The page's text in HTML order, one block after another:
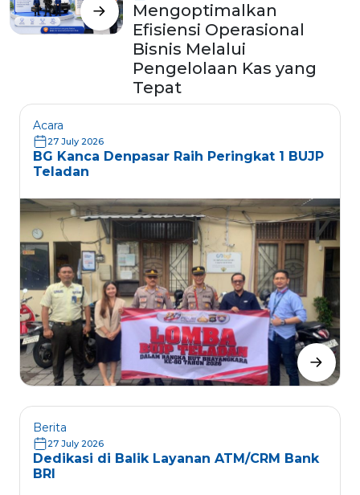
Mengoptimalkan
Efisiensi Operasional
Bisnis Melalui
Pengelolaan Kas yang
Tepat
Acara
27 July 2026
BG Kanca Denpasar Raih Peringkat 1 BUJP
Teladan
Berita
27 July 2026
Dedikasi di Balik Layanan ATM/CRM Bank
BRI